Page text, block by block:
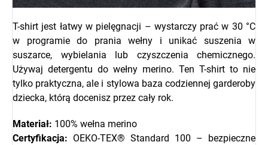
T-shirt jest łatwy w pielęgnacji – wystarczy prać w 30 °C
w programie do prania wełny i unikać suszenia w
suszarce, wybielania lub czyszczenia chemicznego.
Używaj detergentu do wełny merino. Ten T-shirt to nie
tylko praktyczna, ale i stylowa baza codziennej garderoby
dziecka, którą docenisz przez cały rok.
Materiał: 100% wełna merino
Certyfikacja: OEKO-TEX® Standard 100 – bezpieczne